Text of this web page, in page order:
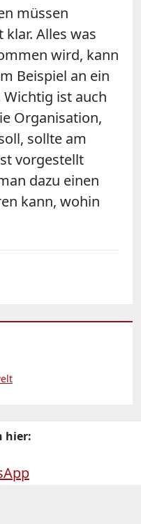
müssen
Alles was
wird, kann
Beispiel an ein
ist auch
Organisation,
sollte am
vorgestellt
dazu einen
kann, wohin
hier: